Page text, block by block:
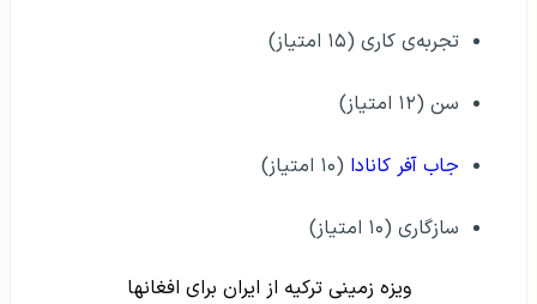
تجربه‌ی کاری (۱۵ امتیاز)
سن (۱۲ امتیاز)
جاب آفر کانادا (۱۰ امتیاز)
سازگاری (۱۰ امتیاز)
ویزه زمینی ترکیه از ایران برای افغانها